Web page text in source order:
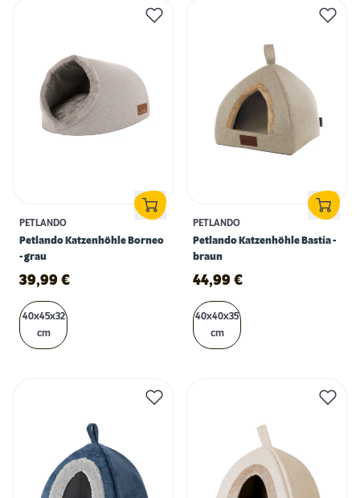
PETLANDO
Petlando Katzenhöhle Borneo
- grau
39,99 €
40x45x32
cm
PETLANDO
Petlando Katzenhöhle Bastia -
braun
44,99 €
40x40x35
cm